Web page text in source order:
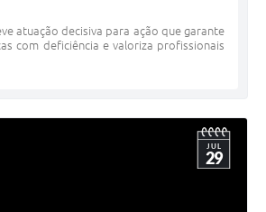
atuação decisiva para ação que garante
com deficiência e valoriza profissionais
JUL
29